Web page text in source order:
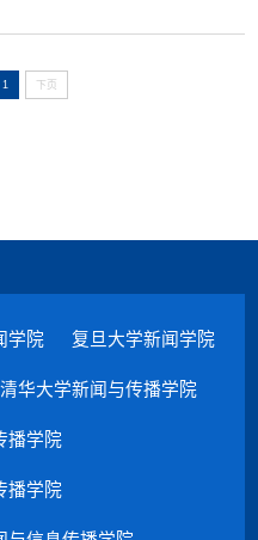
1 下页
学院 复旦大学新闻学院
清华大学新闻与传播学院
播学院
播学院